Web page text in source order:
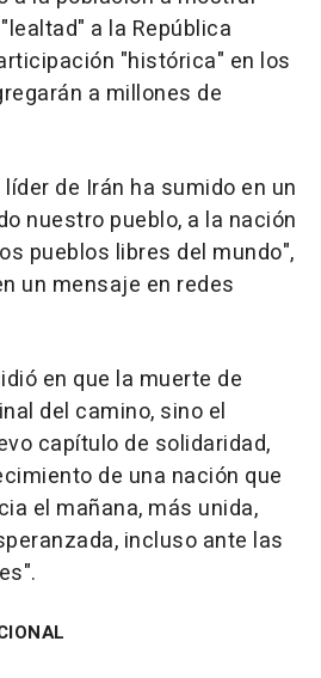
a la República
"histórica" en los
a millones de
de Irán ha sumido en un
nuestro pueblo, a la nación
pueblos libres del mundo",
un mensaje en redes
en que la muerte de
del camino, sino el
capítulo de solidaridad,
de una nación que
el mañana, más unida,
incluso ante las